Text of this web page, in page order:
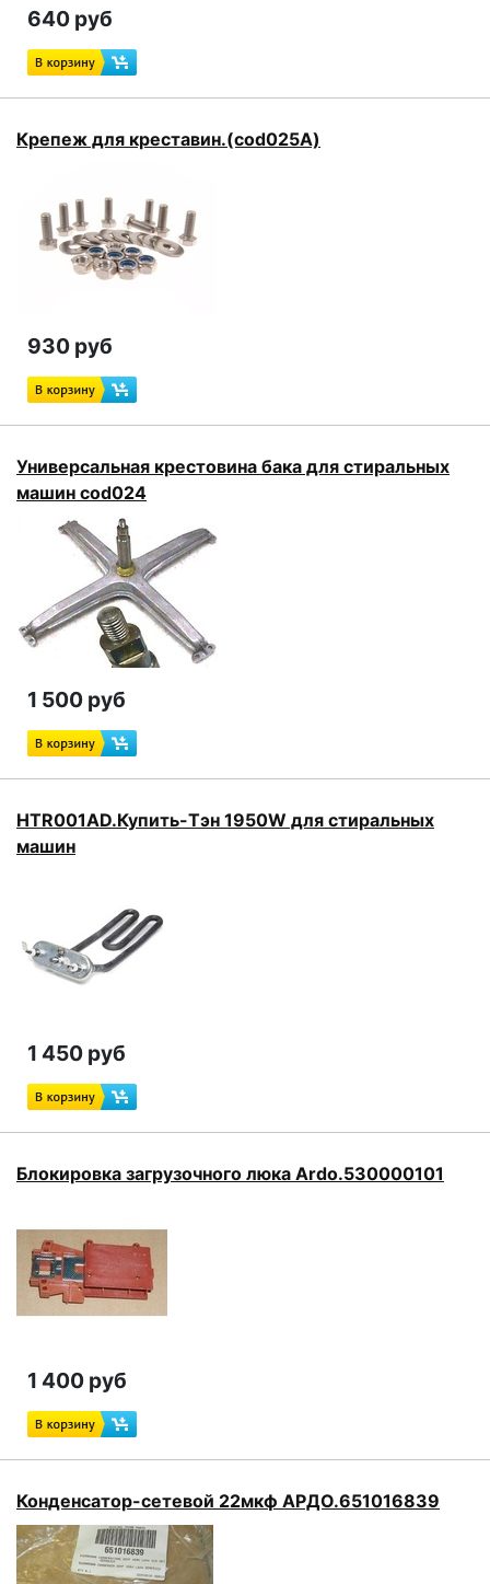
640 руб
Крепеж для креставин.(cod025A)
930 руб
Универсальная крестовина бака для стиральных
машин cod024
1 500 руб
HTR001AD.Купить-Тэн 1950W для стиральных
машин
1 450 руб
Блокировка загрузочного люка Ardo.530000101
1 400 руб
Конденсатор-сетевой 22мкф АРДО.651016839